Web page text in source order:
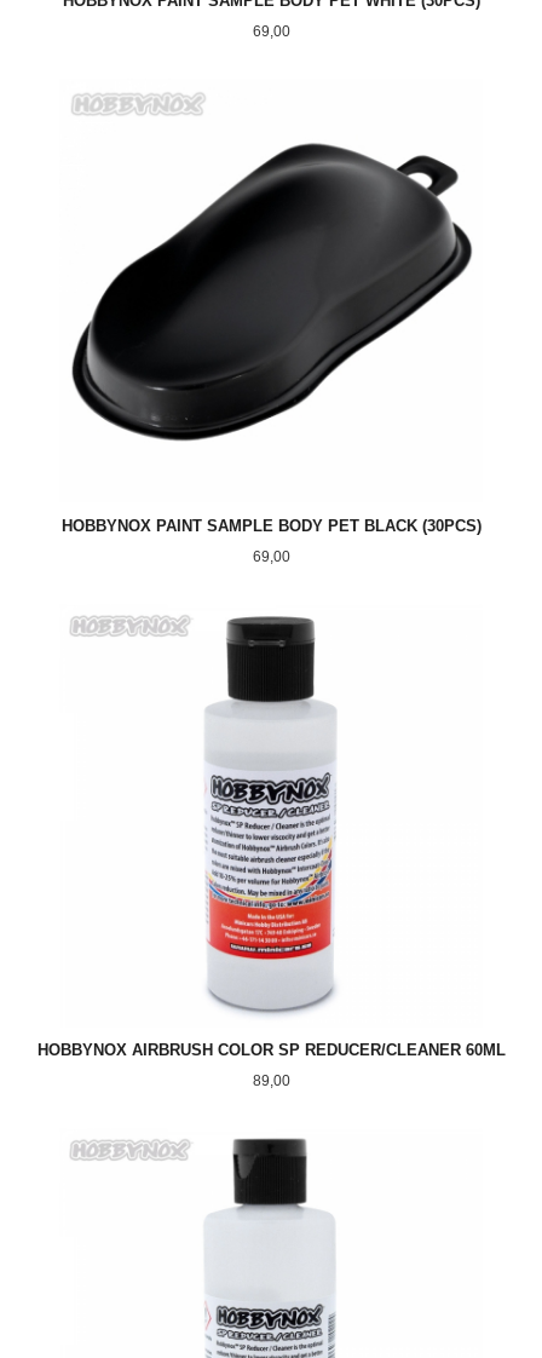
Pris
69,00
HOBBYNOX PAINT SAMPLE BODY PET BLACK (30PCS)
Pris
69,00
HOBBYNOX AIRBRUSH COLOR SP REDUCER/CLEANER 60ML
Pris
89,00